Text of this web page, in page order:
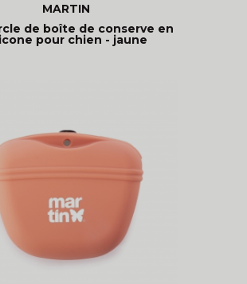
MARTIN
de boîte de conserve en
pour chien - jaune